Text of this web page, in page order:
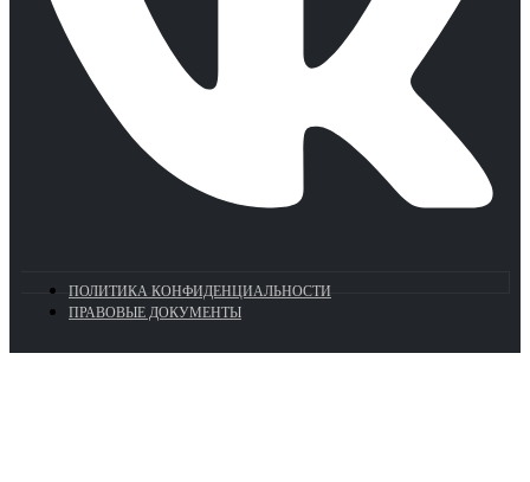
ПОЛИТИКА КОНФИДЕНЦИАЛЬНОСТИ
ПРАВОВЫЕ ДОКУМЕНТЫ